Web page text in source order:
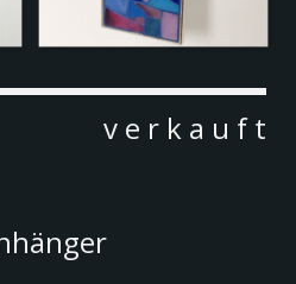
v e r k a u f t